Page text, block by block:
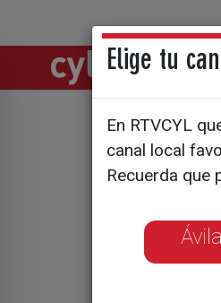
Elige tu
En RTVCYL
canal local
Recuerda que
Ávila